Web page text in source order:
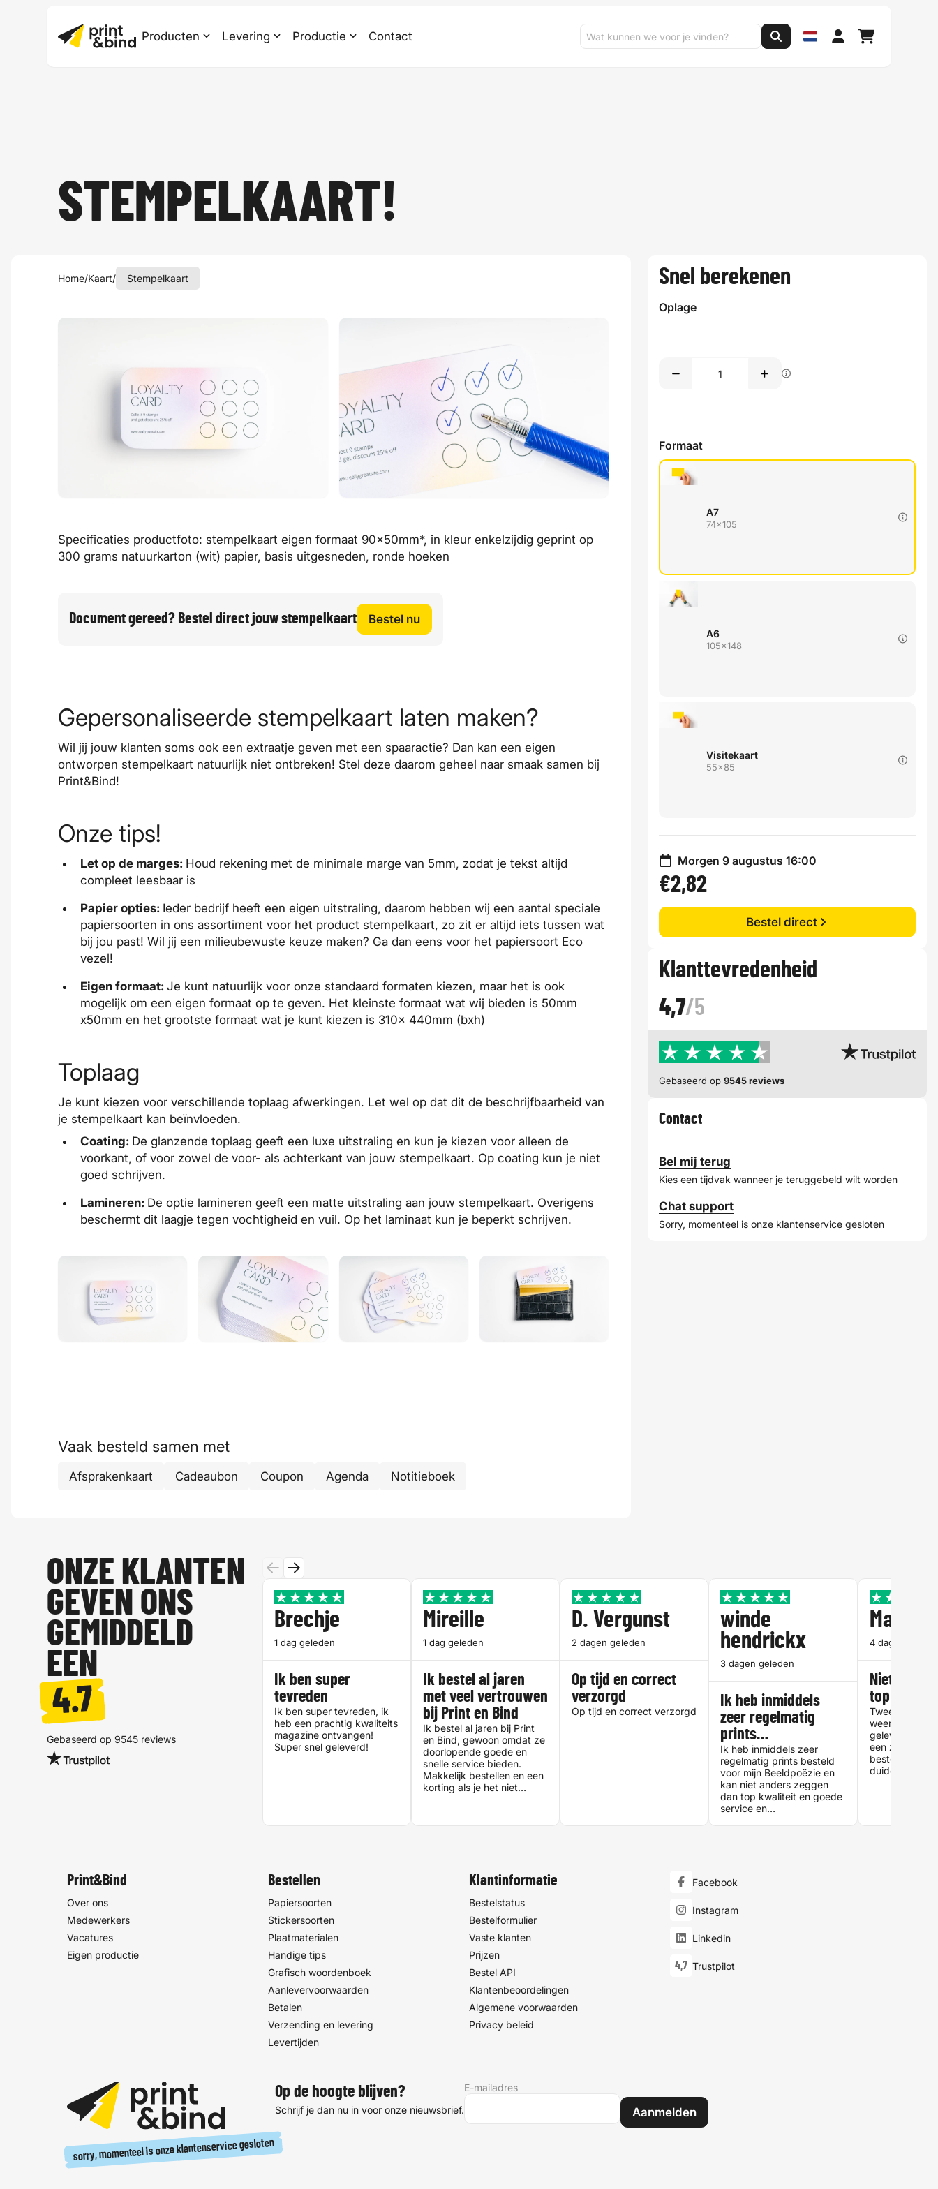
Producten Levering Productie Contact
STEMPELKAART!
Home/Kaart/ Stempelkaart
Specificaties productfoto: stempelkaart eigen formaat 90x50mm*, in kleur enkelzijdig geprint op
300 grams natuurkarton (wit) papier, basis uitgesneden, ronde hoeken
Document gereed? Bestel direct jouw stempelkaart Bestel nu
Gepersonaliseerde stempelkaart laten maken?
Wil jij jouw klanten soms ook een extraatje geven met een spaaractie? Dan kan een eigen
ontworpen stempelkaart natuurlijk niet ontbreken! Stel deze daarom geheel naar smaak samen bij
Print&Bind!
Onze tips!
Let op de marges: Houd rekening met de minimale margevan 5mm, zodat je tekst altijd
compleet leesbaar is
Papier opties: Ieder bedrijf heeft een eigen uitstraling, daarom hebben wij een aantal speciale
papiersoorten in ons assortiment voor het product stempelkaart, zo zit er altijd iets tussen wat
bij jou past! Wil jij een milieubewuste keuze maken? Ga dan eens voor het papiersoort Eco
vezel!
Eigen formaat:Je kunt natuurlijk voor onze standaard formaten kiezen, maar het is ook
mogelijk om een eigen formaat op te geven. Het kleinste formaat wat wij bieden is 50mm
x50mm en het grootste formaat wat je kunt kiezen is 310x 440mm (bxh)
Toplaag
Je kunt kiezen voor verschillende toplaag afwerkingen. Let wel op dat dit de beschrijfbaarheid van
je stempelkaart kan beïnvloeden.
Coating: De glanzende toplaag geeft een luxe uitstraling en kun je kiezen voor alleen de
voorkant, of voor zowel de voor- als achterkant van jouw stempelkaart. Op coating kun je niet
goed schrijven.
Lamineren: De optie lamineren geeft een matte uitstraling aan jouw stempelkaart. Overigens
beschermt dit laagje tegen vochtigheid en vuil. Op het laminaat kun je beperkt schrijven.
Vaak besteld samen met
Afsprakenkaart Cadeaubon Coupon Agenda Notitieboek
Snel berekenen
Oplage
Formaat
A7
74x105
A6
105x148
Visitekaart
55x85
Morgen 9 augustus 16:00
€2,82
Bestel direct
Klanttevredenheid
4,7/5
Gebaseerd op 9545 reviews
Contact
Bel mij terug
Kies een tijdvak wanneer je teruggebeld wilt worden
Chat support
Sorry, momenteel is onze klantenservice gesloten
ONZE KLANTEN
GEVEN ONS
GEMIDDELD
EEN
4.7
Gebaseerd op 9545 reviews
Brechje
1 dag geleden
Ik ben super
tevreden
Ik ben super tevreden, ik
heb een prachtig kwaliteits
magazine ontvangen!
Super snel geleverd!
Mireille
1 dag geleden
Ik bestel al jaren
met veel vertrouwen
bij Print en Bind
Ik bestel al jaren bij Print
en Bind, gewoon omdat ze
doorlopende goede en
snelle service bieden.
Makkelijk bestellen en een
korting als je het niet
printservice!
D. Vergunst
2 dagen geleden
Op tijd en correct
verzorgd
Op tijd en correct verzorgd
winde
hendrickx
3 dagen geleden
Ik heb inmiddels
zeer regelmatig
prints…
Ik heb inmiddels zeer
regelmatig prints besteld
voor mijn Beeldpoëzie en
kan niet anders zeggen
dan top kwaliteit en goede
service en
Martine
4 dagen
Niet
top service
Tweede
weer zeer
geleverde
een zeer
bestelproces
duidelijke
Print&Bind
Over ons
Medewerkers
Vacatures
Eigen productie
Bestellen
Papiersoorten
Stickersoorten
Plaatmaterialen
Handige tips
Grafisch woordenboek
Aanlevervoorwaarden
Betalen
Verzending en levering
Levertijden
Klantinformatie
Bestelstatus
Bestelformulier
Vaste klanten
Prijzen
Bestel API
Klantenbeoordelingen
Algemene voorwaarden
Privacy beleid
Facebook
Instagram
Linkedin
4,7 Trustpilot
sorry, momenteel is onze klantenservice gesloten
Op de hoogte blijven?
Schrijf je dan nu in voor onze nieuwsbrief.
E-mailadres
Aanmelden